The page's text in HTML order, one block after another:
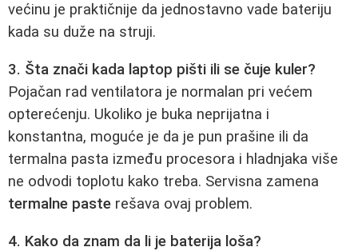
većinu je praktičnije da jednostavno vade bateriju
kada su duže na struji.
3. Šta znači kada laptop pišti ili se čuje kuler?
Pojačan rad ventilatora je normalan pri većem
opterećenju. Ukoliko je buka neprijatna i
konstantna, moguće je da je pun prašine ili da
termalna pasta između procesora i hladnjaka više
ne odvodi toplotu kako treba. Servisna zamena
termalne paste rešava ovaj problem.
4. Kako da znam da li je baterija loša?